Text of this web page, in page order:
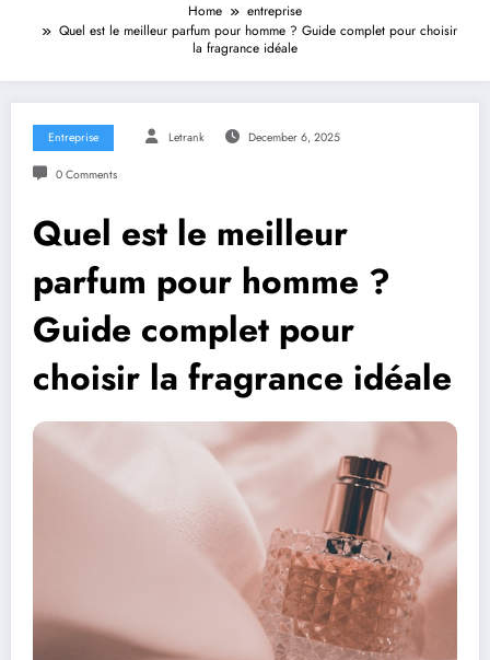
Home
entreprise
Quel est le meilleur parfum pour homme ? Guide complet pour choisir
la fragrance idéale
Entreprise Letrank December 6, 2025
0 Comments
Quel est le meilleur
parfum pour homme ?
Guide complet pour
choisir la fragrance idéale